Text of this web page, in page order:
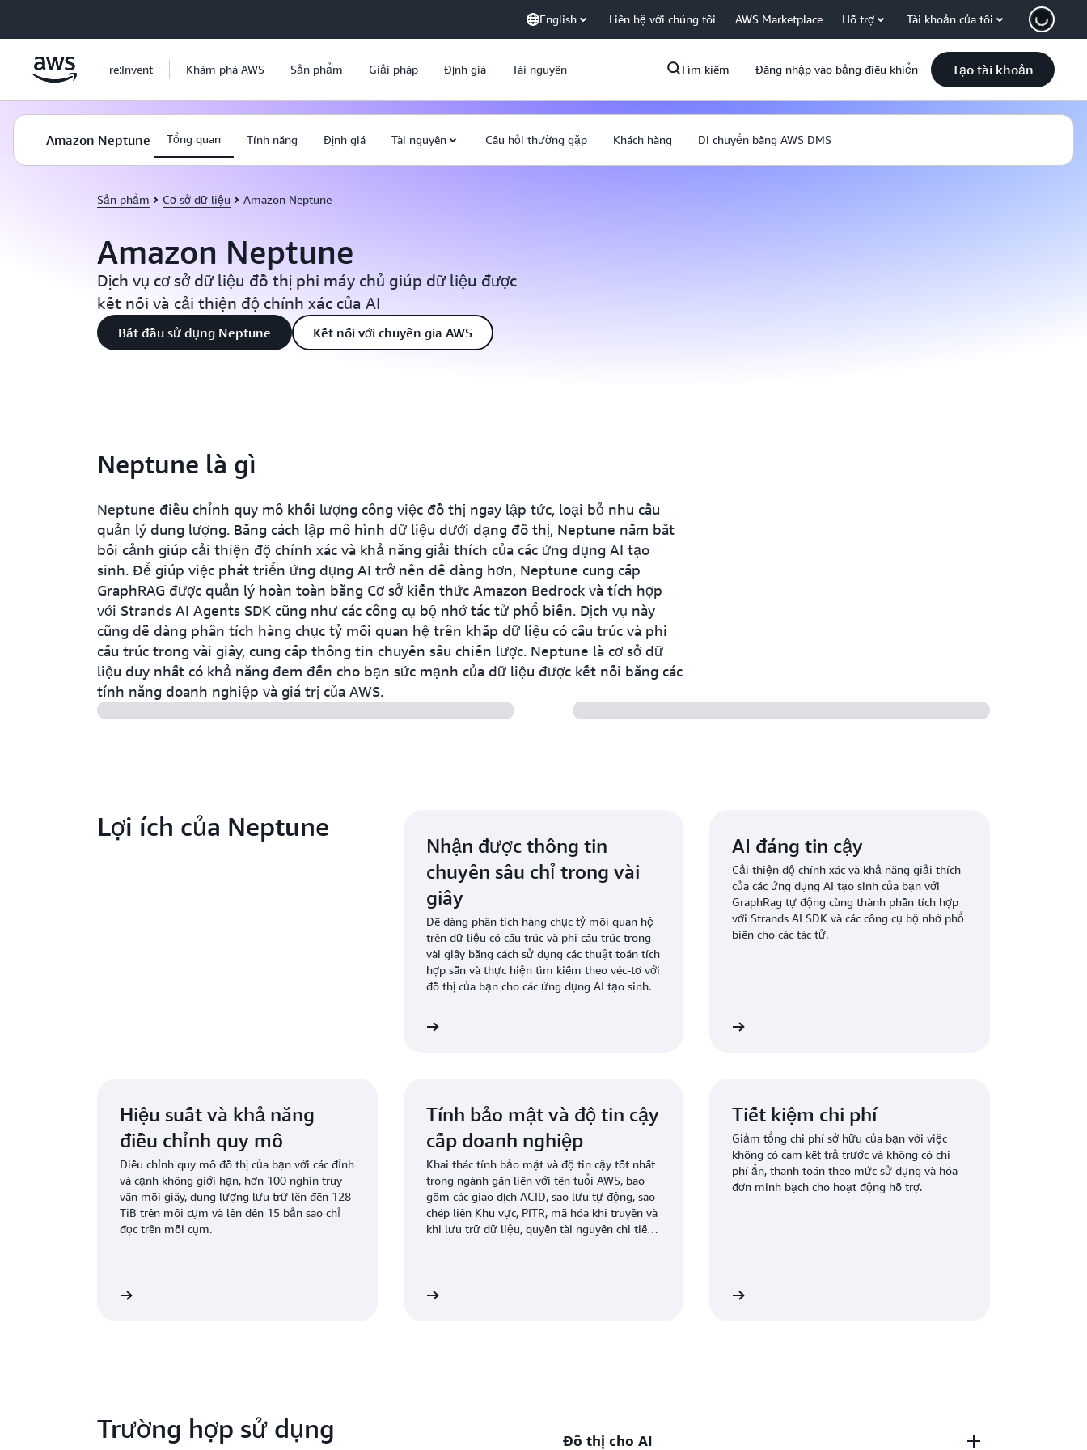
English Liên hệ với chúng tôi AWS Marketplace Hỗ trợ Tài khoản của tôi
re:Invent Khám phá AWS Sản phẩm Giải pháp Định giá Tài nguyên Tìm kiếm Đăng nhập vào bảng điều khiển Tạo tài khoản
Amazon Neptune Tổng quan Tính năng Định giá Tài nguyên Câu hỏi thường gặp Khách hàng Di chuyển bằng AWS DMS
Sản phẩm Cơ sở dữ liệu Amazon Neptune
Amazon Neptune
Dịch vụ cơ sở dữ liệu đồ thị phi máy chủ giúp dữ liệu được
kết nối và cải thiện độ chính xác của AI
Bắt đầu sử dụng Neptune Kết nối với chuyên gia AWS
Neptune là gì
Neptune điều chỉnh quy mô khối lượng công việc đồ thị ngay lập tức, loại bỏ nhu cầu
quản lý dung lượng. Bằng cách lập mô hình dữ liệu dưới dạng đồ thị, Neptune nắm bắt
bối cảnh giúp cải thiện độ chính xác và khả năng giải thích của các ứng dụng AI tạo
sinh. Để giúp việc phát triển ứng dụng AI trở nên dễ dàng hơn, Neptune cung cấp
GraphRAG được quản lý hoàn toàn bằng Cơ sở kiến thức Amazon Bedrock và tích hợp
với Strands AI Agents SDK cũng như các công cụ bộ nhớ tác tử phổ biến. Dịch vụ này
cũng dễ dàng phân tích hàng chục tỷ mối quan hệ trên khắp dữ liệu có cấu trúc và phi
cấu trúc trong vài giây, cung cấp thông tin chuyên sâu chiến lược. Neptune là cơ sở dữ
liệu duy nhất có khả năng đem đến cho bạn sức mạnh của dữ liệu được kết nối bằng các
tính năng doanh nghiệp và giá trị của AWS.
Lợi ích của Neptune
Nhận được thông tin
chuyên sâu chỉ trong vài
giây
Dễ dàng phân tích hàng chục tỷ mối quan hệ
trên dữ liệu có cấu trúc và phi cấu trúc trong
vài giây bằng cách sử dụng các thuật toán tích
hợp sẵn và thực hiện tìm kiếm theo véc-tơ với
đồ thị của bạn cho các ứng dụng AI tạo sinh.
AI đáng tin cậy
Cải thiện độ chính xác và khả năng giải thích
của các ứng dụng AI tạo sinh của bạn với
GraphRag tự động cùng thành phần tích hợp
với Strands AI SDK và các công cụ bộ nhớ phổ
biến cho các tác tử.
Hiệu suất và khả năng
điều chỉnh quy mô
Điều chỉnh quy mô đồ thị của bạn với các đỉnh
và cạnh không giới hạn, hơn 100 nghìn truy
vấn mỗi giây, dung lượng lưu trữ lên đến 128
TiB trên mỗi cụm và lên đến 15 bản sao chỉ
đọc trên mỗi cụm.
Tính bảo mật và độ tin cậy
cấp doanh nghiệp
Khai thác tính bảo mật và độ tin cậy tốt nhất
trong ngành gắn liền với tên tuổi AWS, bao
gồm các giao dịch ACID, sao lưu tự động, sao
chép liên Khu vực, PITR, mã hóa khi truyền và
khi lưu trữ dữ liệu, quyền tài nguyên chi tiết
Tiết kiệm chi phí
Giảm tổng chi phí sở hữu của bạn với việc
không có cam kết trả trước và không có chi
phí ẩn, thanh toán theo mức sử dụng và hóa
đơn minh bạch cho hoạt động hỗ trợ.
Trường hợp sử dụng Đồ thị cho AI